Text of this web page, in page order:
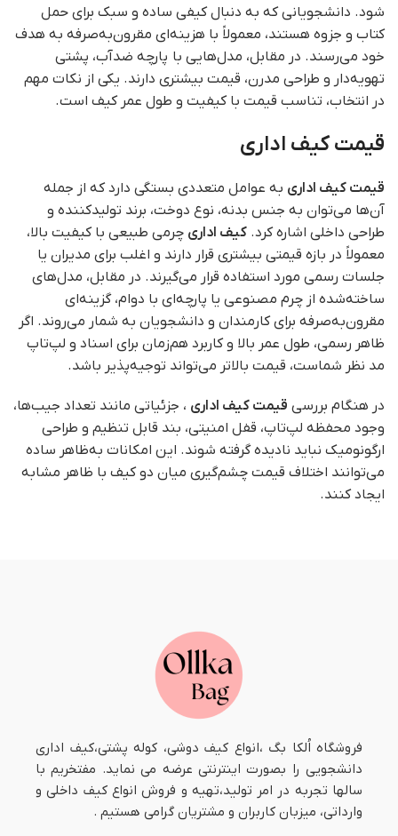
شود. دانشجویانی که به دنبال کیفی ساده و سبک برای حمل
کتاب و جزوه هستند، معمولاً با هزینه‌ای مقرون‌به‌صرفه به هدف
خود می‌رسند. در مقابل، مدل‌هایی با پارچه ضدآب، پشتی
تهویه‌دار و طراحی مدرن، قیمت بیشتری دارند. یکی از نکات مهم
در انتخاب، تناسب قیمت با کیفیت و طول عمر کیف است.
قیمت کیف اداری
قیمت کیف اداری به عوامل متعددی بستگی دارد که از جمله
آن‌ها می‌توان به جنس بدنه، نوع دوخت، برند تولیدکننده و
طراحی داخلی اشاره کرد. کیف‌ اداری چرمی طبیعی با کیفیت بالا،
معمولاً در بازه قیمتی بیشتری قرار دارند و اغلب برای مدیران یا
جلسات رسمی مورد استفاده قرار می‌گیرند. در مقابل، مدل‌های
ساخته‌شده از چرم مصنوعی یا پارچه‌ای با دوام، گزینه‌ای
مقرون‌به‌صرفه برای کارمندان و دانشجویان به شمار می‌روند. اگر
ظاهر رسمی، طول عمر بالا و کاربرد هم‌زمان برای اسناد و لپ‌تاپ
مد نظر شماست، قیمت بالاتر می‌تواند توجیه‌پذیر باشد.
در هنگام بررسی قیمت کیف اداری ، جزئیاتی مانند تعداد جیب‌ها،
وجود محفظه لپ‌تاپ، قفل امنیتی، بند قابل تنظیم و طراحی
ارگونومیک نباید نادیده گرفته شوند. این امکانات به‌ظاهر ساده
می‌توانند اختلاف قیمت چشم‌گیری میان دو کیف با ظاهر مشابه
ایجاد کنند.
فروشگاه اُلکا بگ ،انواع کیف دوشی، کوله پشتی،کیف اداری
دانشجویی را بصورت اینترنتی عرضه می نماید. مفتخریم با
سالها تجربه در امر تولید،تهیه و فروش انواع کیف داخلی و
وارداتی، میزبان کاربران و مشتریان گرامی هستیم .